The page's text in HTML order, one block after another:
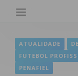
ATUALIDADE
FUTEBOL
PENAFIEL